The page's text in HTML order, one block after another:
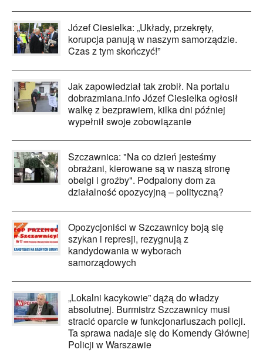
Józef Ciesielka: „Układy, przekręty,
korupcja panują w naszym samorządzie.
Czas z tym skończyć!”
Jak zapowiedział tak zrobił. Na portalu
dobrazmiana.info Józef Ciesielka ogłosił
walkę z bezprawiem, kilka dni później
wypełnił swoje zobowiązanie
Szczawnica: "Na co dzień jesteśmy
obrażani, kierowane są w naszą stronę
obelgi i groźby". Podpalony dom za
działalność opozycyjną – polityczną?
Opozycjoniści w Szczawnicy boją się
szykan i represji, rezygnują z
kandydowania w wyborach
samorządowych
„Lokalni kacykowie” dążą do władzy
absolutnej. Burmistrz Szczawnicy musi
stracić oparcie w funkcjonariuszach policji.
Ta sprawa nadaje się do Komendy Głównej
Policji w Warszawie